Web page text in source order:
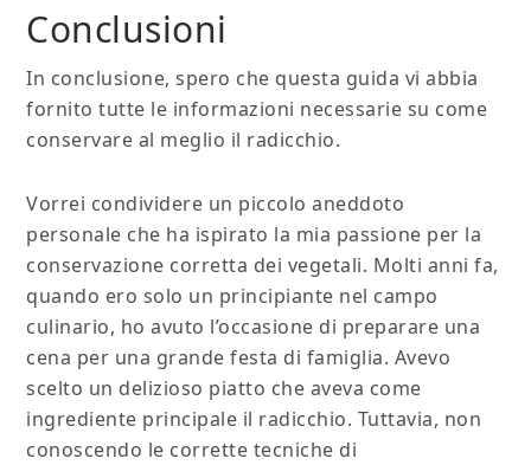
Conclusioni
In conclusione, spero che questa guida vi abbia
fornito tutte le informazioni necessarie su come
conservare al meglio il radicchio.
Vorrei condividere un piccolo aneddoto
personale che ha ispirato la mia passione per la
conservazione corretta dei vegetali. Molti anni fa,
quando ero solo un principiante nel campo
culinario, ho avuto l’occasione di preparare una
cena per una grande festa di famiglia. Avevo
scelto un delizioso piatto che aveva come
ingrediente principale il radicchio. Tuttavia, non
conoscendo le corrette tecniche di